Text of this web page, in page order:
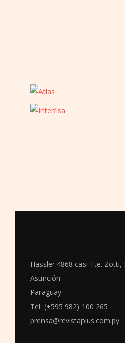
Hassler 4868 casi Tte. Zotti,
Asunción
Paraguay
Tel: (+595 982) 100 265
prensa@revistaplus.com.py